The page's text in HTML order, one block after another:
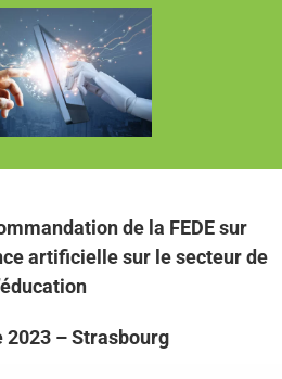
de la FEDE sur
artificielle sur le secteur de
2023 – Strasbourg